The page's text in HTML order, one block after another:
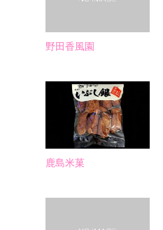
野田香風園
鹿島米菓